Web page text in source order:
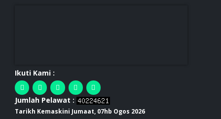
Ikuti Kami :
Jumlah Pelawat :
Tarikh Kemaskini Jumaat, 07hb Ogos 2026